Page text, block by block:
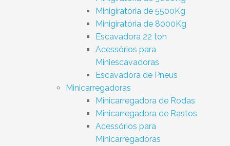
Minigiratória de 5500Kg
Minigiratória de 8000Kg
Escavadora 22 ton
Acessórios para
Miniescavadoras
Escavadora de Pneus
Minicarregadoras
Minicarregadora de Rodas
Minicarregadora de Rastos
Acessórios para
Minicarregadoras